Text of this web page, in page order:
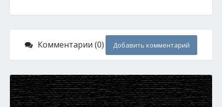
Комментарии (0) Добавить комментарий